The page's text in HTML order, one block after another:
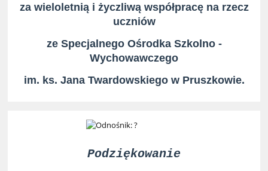
za wieloletnią i życzliwą współpracę na rzecz
uczniów
ze Specjalnego Ośrodka Szkolno -
Wychowawczego
im. ks. Jana Twardowskiego w Pruszkowie.
Podziękowanie